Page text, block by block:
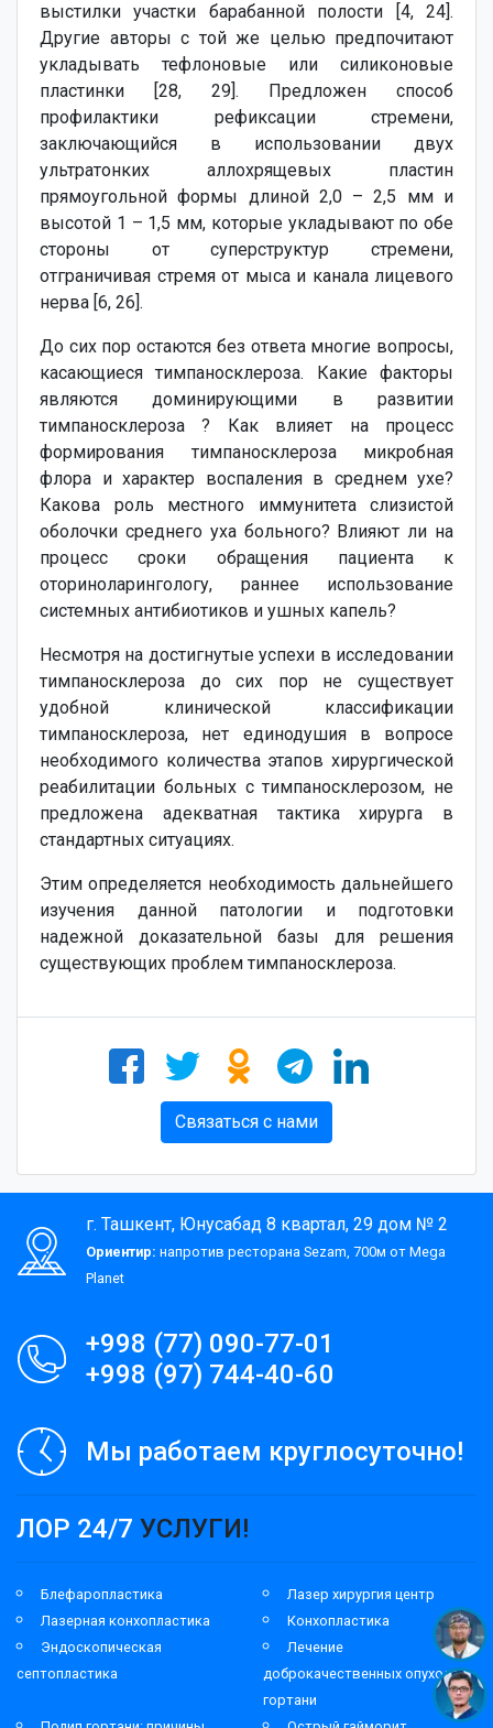
выстилки участки барабанной полости [4, 24].
Другие авторы с той же целью предпочитают
укладывать тефлоновые или силиконовые
пластинки [28, 29]. Предложен способ
профилактики рефиксации стремени,
заключающийся в использовании двух
ультратонких аллохрящевых пластин
прямоугольной формы длиной 2,0 – 2,5 мм и
высотой 1 – 1,5 мм, которые укладывают по обе
стороны от суперструктур стремени,
отграничивая стремя от мыса и канала лицевого
нерва [6, 26].
До сих пор остаются без ответа многие вопросы,
касающиеся тимпаносклероза. Какие факторы
являются доминирующими в развитии
тимпаносклероза ? Как влияет на процесс
формирования тимпаносклероза микробная
флора и характер воспаления в среднем ухе?
Какова роль местного иммунитета слизистой
оболочки среднего уха больного? Влияют ли на
процесс сроки обращения пациента к
оториноларингологу, раннее использование
системных антибиотиков и ушных капель?
Несмотря на достигнутые успехи в исследовании
тимпаносклероза до сих пор не существует
удобной клинической классификации
тимпаносклероза, нет единодушия в вопросе
необходимого количества этапов хирургической
реабилитации больных с тимпаносклерозом, не
предложена адекватная тактика хирурга в
стандартных ситуациях.
Этим определяется необходимость дальнейшего
изучения данной патологии и подготовки
надежной доказательной базы для решения
существующих проблем тимпаносклероза.
Связаться с нами
г. Ташкент, Юнусабад 8 квартал, 29 дом № 2
Ориентир: напротив ресторана Sezam, 700м от Mega
Planet
+998 (77) 090-77-01
+998 (97) 744-40-60
Мы работаем круглосуточно!
ЛОР 24/7 УСЛУГИ!
Блефаропластика
Лазер хирургия центр
Лазерная конхопластика
Конхопластика
Эндоскопическая
септопластика
Лечение
доброкачественных опухолей
гортани